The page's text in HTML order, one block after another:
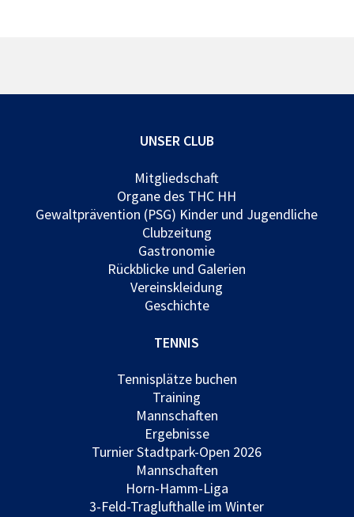
UNSER CLUB
Mitgliedschaft
Organe des THC HH
Gewaltprävention (PSG) Kinder und Jugendliche
Clubzeitung
Gastronomie
Rückblicke und Galerien
Vereinskleidung
Geschichte
TENNIS
Tennisplätze buchen
Training
Mannschaften
Ergebnisse
Turnier Stadtpark-Open 2026
Mannschaften
Horn-Hamm-Liga
3-Feld-Traglufthalle im Winter